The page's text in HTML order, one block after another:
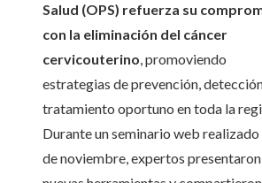
Salud (OPS) refuerza su
con la eliminación del cáncer
cervicouterino, promoviendo
estrategias de prevención,
tratamiento oportuno en toda la
Durante un seminario web realizado
de noviembre, expertos presentaron